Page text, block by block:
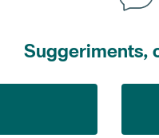
Suggeriments,